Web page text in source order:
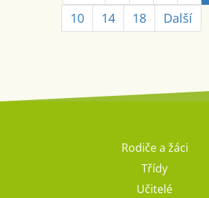
10
14 18 Další
Rodiče a žáci
Třídy
Učitelé